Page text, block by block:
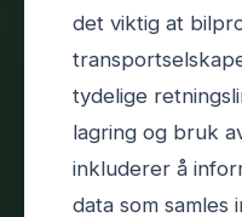
det viktig at
tydelige
lagring og bruk
inkluderer å
data som samles